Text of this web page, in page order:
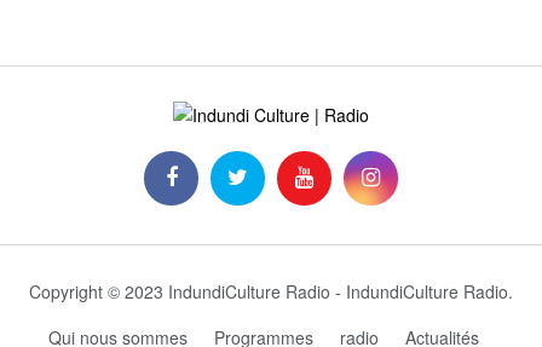
Copyright © 2023 IndundiCulture Radio - IndundiCulture Radio.
Qui nous sommes
Programmes radio Actualités